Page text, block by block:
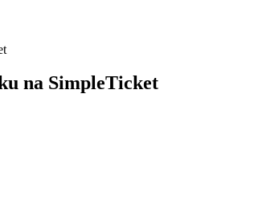
na SimpleTicket